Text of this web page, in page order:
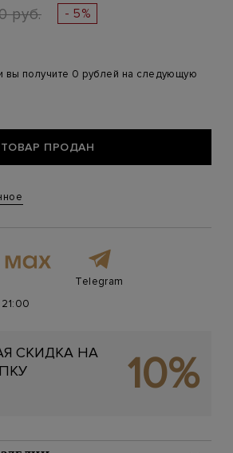
руб. - 5%
вы получите 0 рублей на следующую
ТОВАР ПРОДАН
Telegram
СКИДКА НА
10%